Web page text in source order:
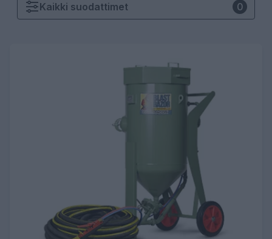
Kaikki suodattimet 0